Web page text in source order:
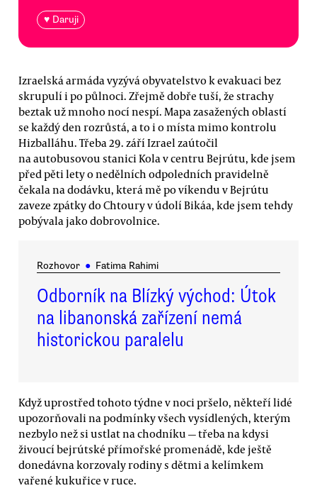
♥ Daruji
Izraelská armáda vyzývá obyvatelstvo k evakuaci bez
skrupulí i po půlnoci. Zřejmě dobře tuší, že strachy
beztak už mnoho nocí nespí. Mapa zasažených oblastí
se každý den rozrůstá, a to i o místa mimo kontrolu
Hizballáhu. Třeba 29. září Izrael zaútočil
na autobusovou stanici Kola v centru Bejrútu, kde jsem
před pěti lety o nedělních odpoledních pravidelně
čekala na dodávku, která mě po víkendu v Bejrútu
zaveze zpátky do Chtoury v údolí Bikáa, kde jsem tehdy
pobývala jako dobrovolnice.
Rozhovor ● Fatima Rahimi
Odborník na Blízký východ: Útok
na libanonská zařízení nemá
historickou paralelu
Když uprostřed tohoto týdne v noci pršelo, někteří lidé
upozorňovali na podmínky všech vysídlených, kterým
nezbylo než si ustlat na chodníku — třeba na kdysi
živoucí bejrútské přímořské promenádě, kde ještě
donedávna korzovaly rodiny s dětmi a kelímkem
vařené kukuřice v ruce.